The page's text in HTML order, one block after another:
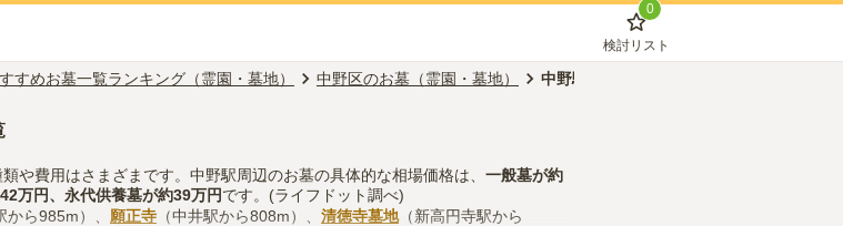
0
検討リスト
すめお墓一覧ランキング（霊園・墓地） 中野区のお墓（霊園・墓地） 中野駅のお墓（霊園・墓地）
や費用はさまざまです。中野駅周辺のお墓の具体的な相場価格は、 一般墓が約
42万円、 永代供養墓が約39万円です。(ライフドット調べ)
から985m）、 願正寺 （中井駅から808m）、 清徳寺墓地（新高円寺駅から